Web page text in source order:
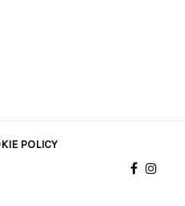
POLICY